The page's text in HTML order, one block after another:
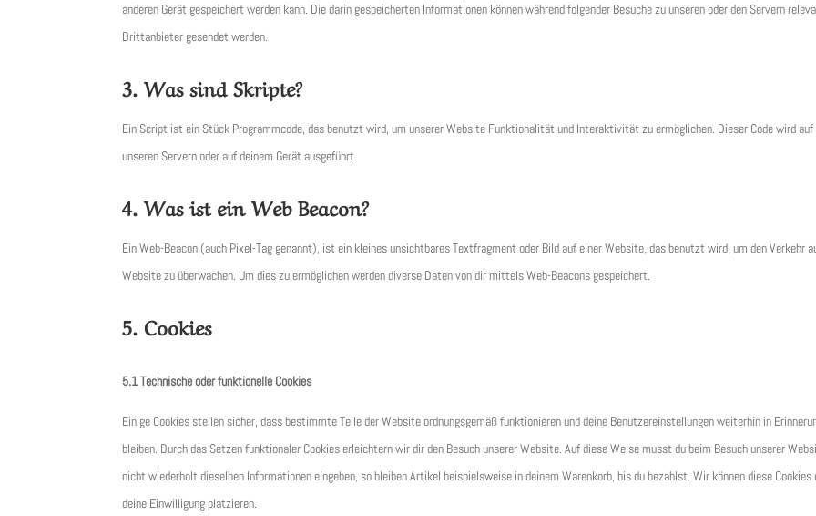
anderen Gerät gespeichert werden kann. Die darin gespeicherten Informationen können während folgender Besuche zu unseren oder den Servern
Drittanbieter gesendet werden.
3. Was sind Skripte?
Ein Script ist ein Stück Programmcode, das benutzt wird, um unserer Website Funktionalität und Interaktivität zu ermöglichen. Dieser Code wird auf
unseren Servern oder auf deinem Gerät ausgeführt.
4. Was ist ein Web Beacon?
Ein Web-Beacon (auch Pixel-Tag genannt), ist ein kleines unsichtbares Textfragment oder Bild auf einer Website, das benutzt wird, um den Verkehr
Website zu überwachen. Um dies zu ermöglichen werden diverse Daten von dir mittels Web-Beacons gespeichert.
5. Cookies
5.1 Technische oder funktionelle Cookies
Einige Cookies stellen sicher, dass bestimmte Teile der Website ordnungsgemäß funktionieren und deine Benutzereinstellungen weiterhin in
bleiben. Durch das Setzen funktionaler Cookies erleichtern wir dir den Besuch unserer Website. Auf diese Weise musst du beim Besuch unserer
nicht wiederholt dieselben Informationen eingeben, so bleiben Artikel beispielsweise in deinem Warenkorb, bis du bezahlst. Wir können diese Cookies
deine Einwilligung platzieren.